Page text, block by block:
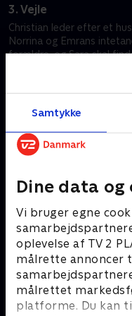
Samtykke
Dine data og
Vi bruger egne
oplevelse af TV 2
målrette annoncer
målrettet
platforme. Du kan
3. Vejle
Christian leder efter et hus
Norrina og Emrans
forældre, og Sara skal
Vejle.
Andre så også
Linde på Langeland